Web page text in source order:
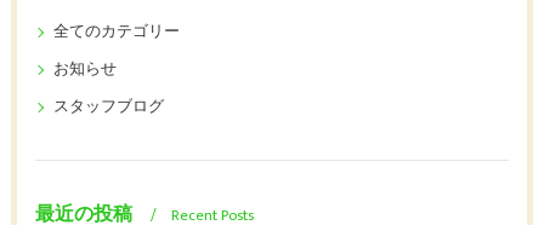
全てのカテゴリー
お知らせ
スタッフブログ
最近の投稿 Recent Posts